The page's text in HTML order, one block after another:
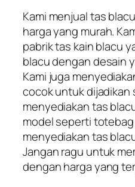
Kami menjual tas
harga yang murah.
pabrik tas kain blacu
blacu dengan desain
Kami juga
cocok untuk dijadikan
menyediakan tas
model seperti totebag
menyediakan tas
Jangan ragu untuk
dengan harga yang